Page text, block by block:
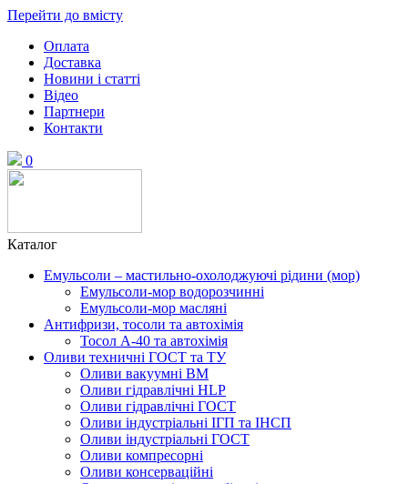
Перейти до вмісту
Оплата
Доставка
Новини і статті
Відео
Партнери
Контакти
0
Каталог
Емульсоли – мастильно-охолоджуючі рідини (мор)
Емульсоли-мор водорозчинні
Емульсоли-мор масляні
Антифризи, тосоли та автохімія
Тосол А-40 та автохімія
Оливи техничні ГОСТ та ТУ
Оливи вакуумні ВМ
Оливи гідравлічні HLP
Оливи гідравлічні ГОСТ
Оливи індустріальні ІГП та ІНСП
Оливи індустріальні ГОСТ
Оливи компресорні
Оливи консерваційні